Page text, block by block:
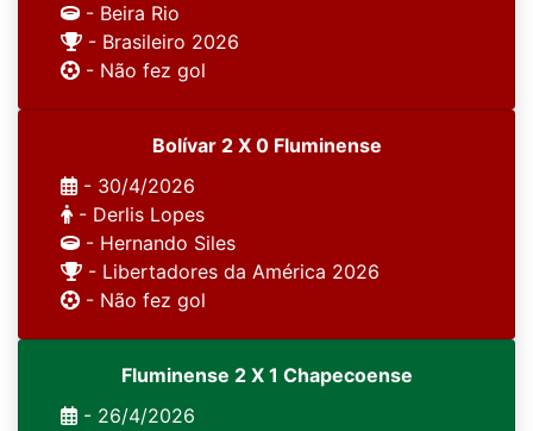
- Beira Rio
- Brasileiro 2026
- Não fez gol
Bolívar 2 X 0 Fluminense
- 30/4/2026
- Derlis Lopes
- Hernando Siles
- Libertadores da América 2026
- Não fez gol
Fluminense 2 X 1 Chapecoense
- 26/4/2026